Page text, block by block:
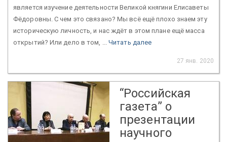
является изучение деятельности Великой княгини Елисаветы
Фёдоровны. С чем это связано? Мы всё ещё плохо знаем эту
историческую личность, и нас ждёт в этом плане ещё масса
открытий? Или дело в том, ...Читать далее
27 янв. 2020
“Российская
газета” о
презентации
научного